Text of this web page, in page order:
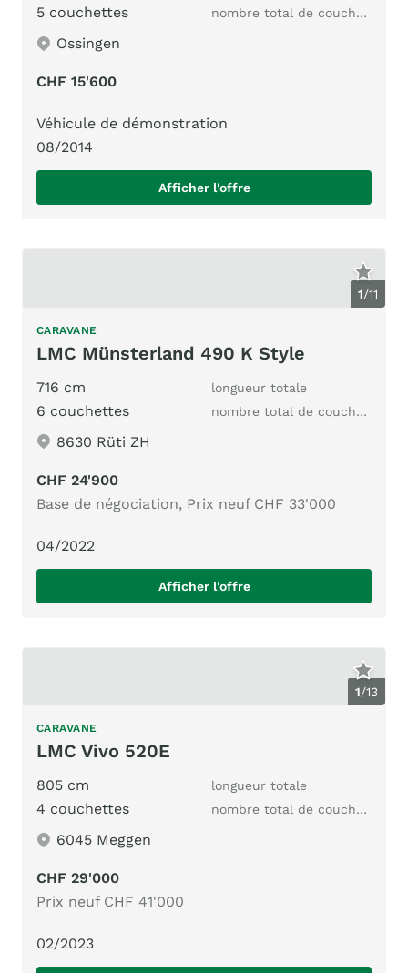
5 couchettes nombre total de couchages
Ossingen
CHF 15'600
Véhicule de démonstration
08/2014
Afficher l'offre
1/11
CARAVANE
LMC Münsterland 490 K Style
716 cm longueur totale
6 couchettes nombre total de couchages
8630 Rüti ZH
CHF 24'900
Base de négociation, Prix neuf CHF 33'000
04/2022
Afficher l'offre
1/13
CARAVANE
LMC Vivo 520E
805 cm longueur totale
4 couchettes nombre total de couchages
6045 Meggen
CHF 29'000
Prix neuf CHF 41'000
02/2023